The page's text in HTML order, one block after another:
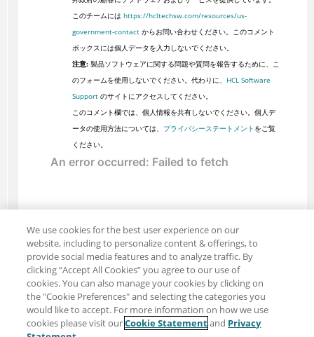
このチームには https://hcltechsw.com/resources/us-
government-contactからお問い合わせください。このコメント
ボックスには個人データを入力しないでください。
注意:製品ソフトウェアに関する問題や質問を報告するために、こ
のフォームを使用しないでください。代わりに、 HCL Software
Supportのサイトにアクセスしてください。
このコメント欄では、個人情報を共有しないでください。個人デ
ータの使用方法については、 プライバシーステートメント をご覧
ください。
共有: メール ツイッター
We use cookies for the best user experience on our
website, including to personalize content & offerings, to
provide social media features and to analyze traffic. By
clicking “Accept All Cookies” you agree to our use of
cookies. You can also manage your cookies by clicking on
the "Cookie Preferences" and selecting the categories you
would like to accept. For more information on how we use
cookies please visit ourCookie Statementand Privacy